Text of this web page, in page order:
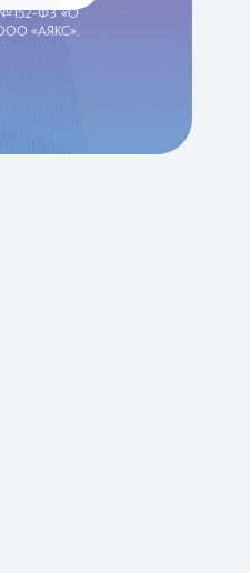
№152-ФЗ «О
«АЯКС».